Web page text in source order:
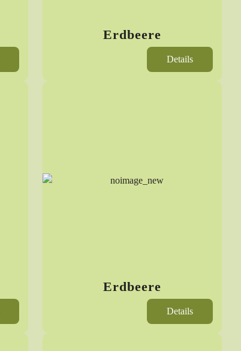
Erdbeere
Details
Erdbeere
Details